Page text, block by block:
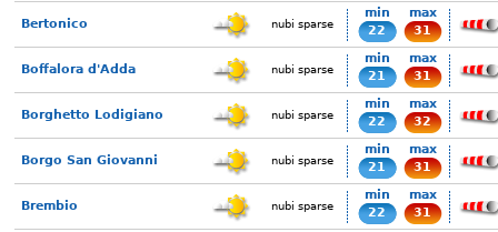
Bertonico nubi sparse
min
22
max
31
Boffalora d'Adda nubi sparse
min
21
max
31
Borghetto Lodigiano nubi sparse
min
22
max
32
Borgo San Giovanni nubi sparse
min
21
max
31
Brembio nubi sparse
min
22
max
31